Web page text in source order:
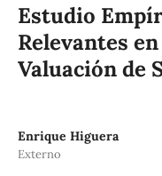
Estudio
Relevantes
Valuación de
Enrique Higuera
Externo